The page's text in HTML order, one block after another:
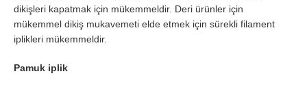
dikişleri kapatmak için mükemmeldir. Deri ürünler için
mükemmel dikiş mukavemeti elde etmek için sürekli filament
iplikleri mükemmeldir.
Pamuk iplik